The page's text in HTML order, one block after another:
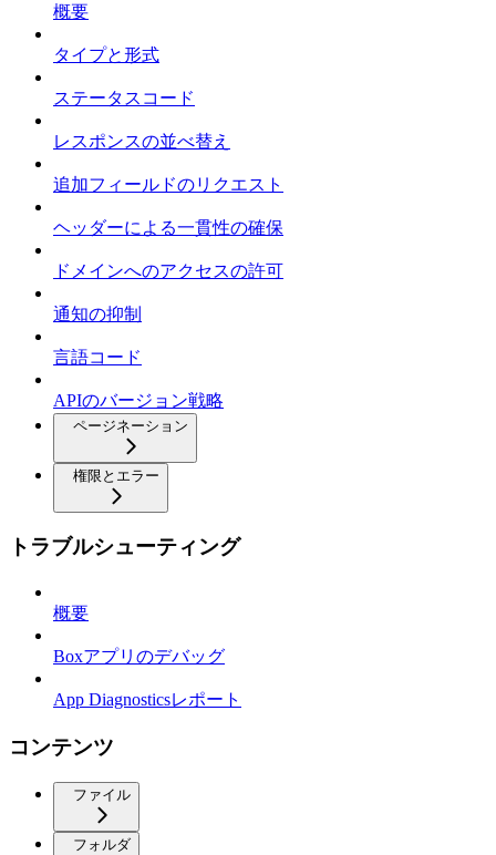
概要
タイプと形式
ステータスコード
レスポンスの並べ替え
追加フィールドのリクエスト
ヘッダーによる一貫性の確保
ドメインへのアクセスの許可
通知の抑制
言語コード
APIのバージョン戦略
ページネーション
権限とエラー
トラブルシューティング
概要
Boxアプリのデバッグ
App Diagnosticsレポート
コンテンツ
ファイル
フォルダ